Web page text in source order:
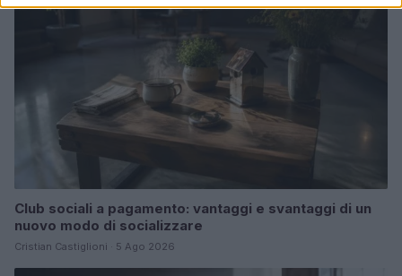
Club sociali a pagamento: vantaggi e svantaggi di un
nuovo modo di socializzare
Cristian Castiglioni · 5 Ago 2026